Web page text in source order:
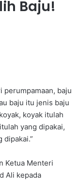
Baju!
perumpamaan, baju
baju itu jenis baju
koyak itulah
yang dipakai,
dipakai.”
Ketua Menteri
Ali kepada